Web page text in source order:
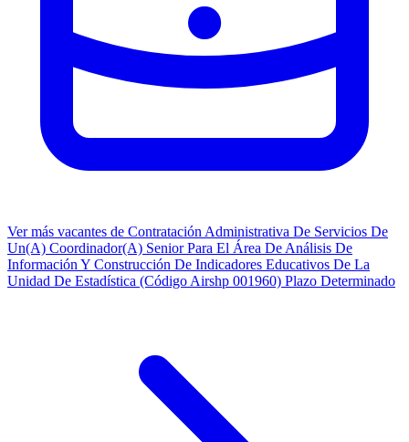
Ver más vacantes de Contratación Administrativa De Servicios De
Un(A) Coordinador(A) Senior Para El Área De Análisis De
Información Y Construcción De Indicadores Educativos De La
Unidad De Estadística (Código Airshp 001960) Plazo Determinado